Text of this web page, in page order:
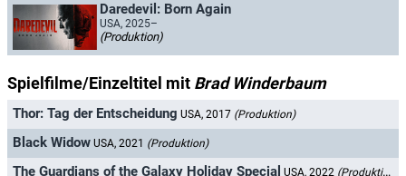
Daredevil: Born Again
USA, 2025–
(Produktion)
Spielfilme/Einzeltitel mit Brad Winderbaum
Thor: Tag der Entscheidung USA, 2017 (Produktion)
Black Widow USA, 2021 (Produktion)
The Guardians of the Galaxy Holiday Special USA, 2022 (Produktion)